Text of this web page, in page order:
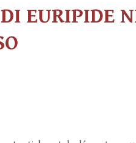
EURIPIDE